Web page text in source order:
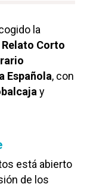
la
Relato Corto
Española, con
y
está abierto
de los